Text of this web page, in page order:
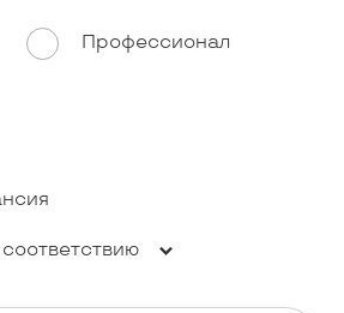
Профессионал